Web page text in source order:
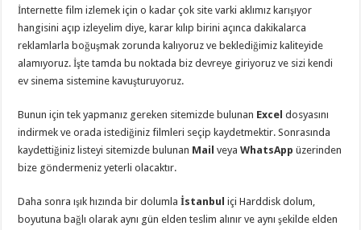
İnternette film izlemek için o kadar çok site varki aklımız karışıyor
hangisini açıp izleyelim diye, karar kılıp birini açınca dakikalarca
reklamlarla boğuşmak zorunda kalıyoruz ve beklediğimiz kaliteyide
alamıyoruz. İşte tamda bu noktada biz devreye giriyoruz ve sizi kendi
ev sinema sistemine kavuşturuyoruz.
Bunun için tek yapmanız gereken sitemizde bulunan Excel dosyasını
indirmek ve orada istediğiniz filmleri seçip kaydetmektir. Sonrasında
kaydettiğiniz listeyi sitemizde bulunan Mail veyaWhatsApp üzerinden
bize göndermeniz yeterli olacaktır.
Daha sonra ışık hızında bir dolumlaİstanbul içi Harddisk dolum,
boyutuna bağlı olarak aynı gün elden teslim alınır ve aynı şekilde elden